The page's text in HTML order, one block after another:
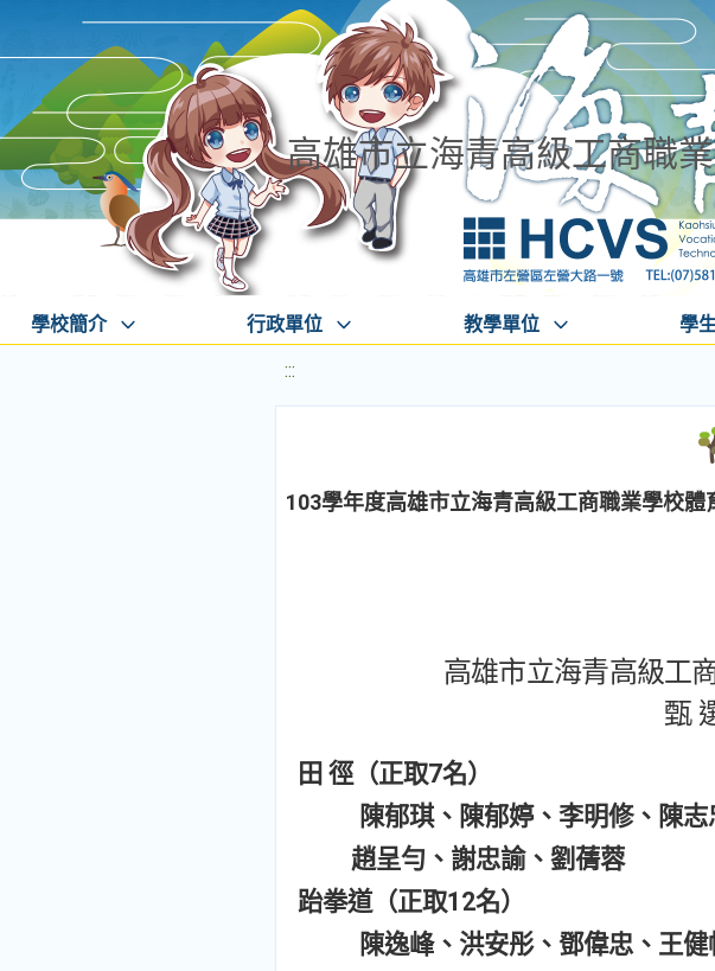
高雄市立海青高級工商職
學校簡介 行政單位 教學單位 學
:::
103學年度高雄市立海青高級工商職業學校
高雄市立海青高級工
甄
田 徑（正取7名）
陳郁琪、陳郁婷、李明修、陳志
趙呈勻、謝忠諭、劉蒨蓉
跆拳道（正取12名）
陳逸峰、洪安彤、鄧偉忠、王健